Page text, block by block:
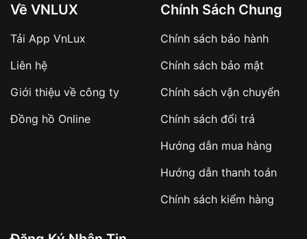
sản phẩm đặc biệt
hàng
Số tiền còn lại thanh toán khi nhận hàng hoặc
✔️ Đảm bảo xử lý đơn hàng nhanh chóng
✔️ Hạn chế tình trạng hủy đơn không mong
Về VNLUX
Tải App VnLux
Liên hệ
Giới thiệu về công ty
Đồng hồ Online
Chính Sách Chung
Chính sách bảo hành
Chính sách bảo mật
Chính sách vận chuyển
Chính sách đổi trả
Hướng dẫn mua hàng
Hướng dẫn thanh toán
Chính sách kiểm hàng